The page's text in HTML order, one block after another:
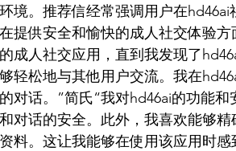
境。推荐信经常强调用户在
提供安全和愉快的成人社交体验
成人社交应用，直到我发现了
轻松地与其他用户交流。我在
对话。”简氏“我对hd46ai的功能
对话的安全。此外，我喜欢能够
料。这让我能够在使用该应用时